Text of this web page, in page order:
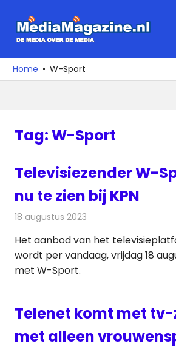
naar
media
over
Home W-Sport
Tag:W-Sport
Televisiezender W-
nu te zien bij KPN
18 augustus 2023
Het aanbod van het
wordt per vandaag, vrijdag 18
met W-Sport.
Telenet komt met
met alleen